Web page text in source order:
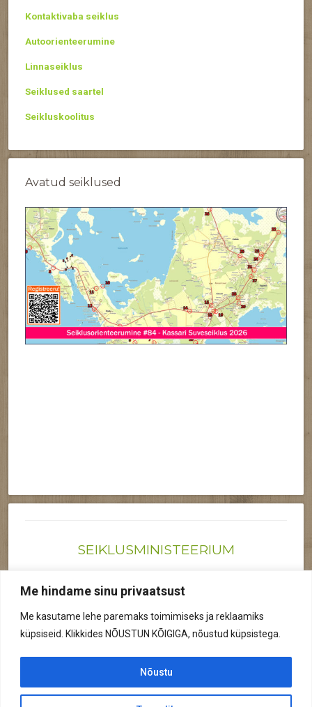
Me hindame sinu privaatsust
Me kasutame lehe paremaks toimimiseks ja reklaamiks
küpsiseid. Klikkides NÕUSTUN KÕIGIGA, nõustud küpsistega.
Nõustu
Kontaktivaba seiklus
Autoorienteerumine
Linnaseiklus
Seiklused saartel
Seikluskoolitus
Avatud seiklused
SEIKLUSMINISTEERIUM
Reg nr: 12041719